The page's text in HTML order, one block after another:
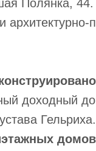
Полянка, 44.
архитектурно-
доходный
домов